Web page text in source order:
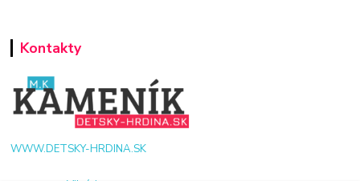
Kontakty
WWW.DETSKY-HRDINA.SK